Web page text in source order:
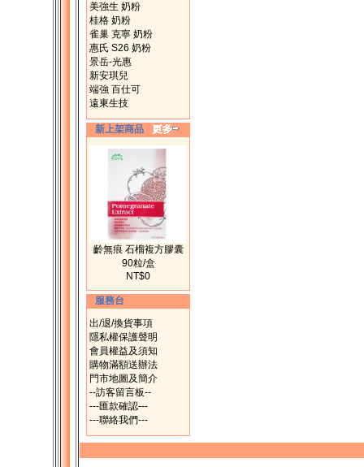
美強生 奶粉
桂格 奶粉
雀巢 克寧 奶粉
惠氏 S26 奶粉
景岳-光惠
新安琪兒
端強 百仕可
遠東生技
新上架商品
齡無痕 石榴複方膠囊
90粒/盒
NT$0
服務台
出/退/換貨事項
隱私權保護聲明
會員權益及須知
購物滿額送辦法
門市地圖及簡介
--訪客留言板--
---匯款確認---
---聯絡我們---